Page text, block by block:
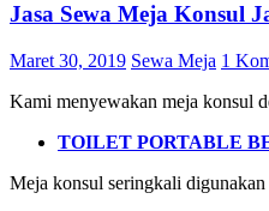
Jasa Sewa Meja Konsul
Maret 30, 2019 Sewa Meja 1
Kami menyewakan meja konsul
TOILET PORTABLE
Meja konsul seringkali digunakan